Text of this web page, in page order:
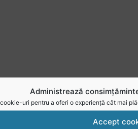
Administrează
uri pentru a oferi o experiență cât mai
Accept